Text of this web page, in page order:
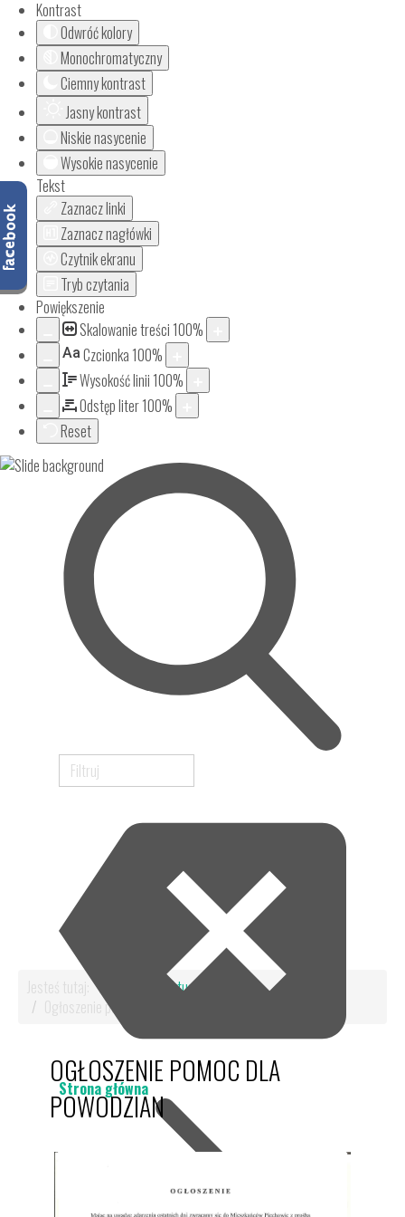
Kontrast
Odwróć kolory
Monochromatyczny
Ciemny kontrast
Jasny kontrast
Niskie nasycenie
Wysokie nasycenie
Tekst
Zaznacz linki
Zaznacz nagłówki
Czytnik ekranu
Tryb czytania
Powiększenie
Skalowanie treści 100%
Aa Czcionka 100%
Wysokość linii 100%
Odstęp liter100%
Reset
Strona główna
Jesteś tutaj:
Aktualności
Ogłoszenie pomoc dla powodzian
OGŁOSZENIE POMOC DLA
POWODZIAN